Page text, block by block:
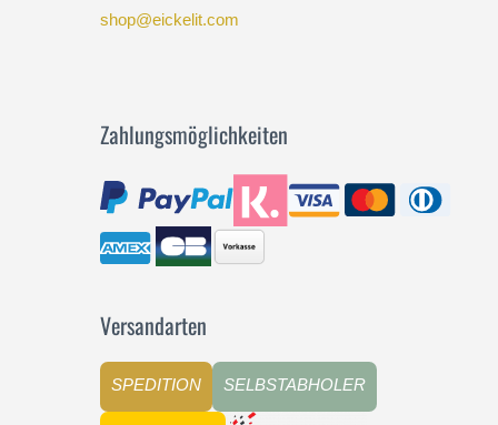
shop@eickelit.com
Zahlungsmöglichkeiten
Versandarten
SPEDITION SELBSTABHOLER